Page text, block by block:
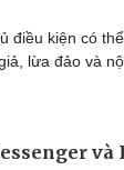
điều kiện có
lừa đảo và